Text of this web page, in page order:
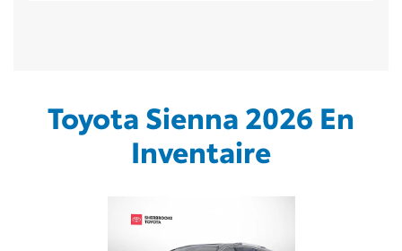
Toyota Sienna 2026 En
Inventaire